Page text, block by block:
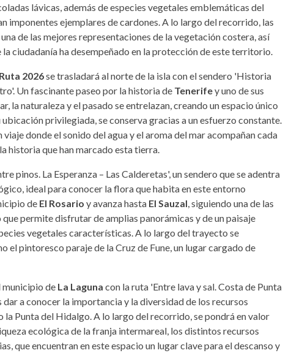
lávicas, además de especies vegetales emblemáticas del
imponentes ejemplares de cardones. A lo largo del recorrido, las
de las mejores representaciones de la vegetación costera, así
ciudadanía ha desempeñado en la protección de este territorio.
2026se trasladará al norte de la isla con el sendero 'Historia
Un fascinante paseo por la historia de Tenerifey uno de sus
la naturaleza y el pasado se entrelazan, creando un espacio único
privilegiada, se conserva gracias a un esfuerzo constante.
donde el sonido del agua y el aroma del mar acompañan cada
historia que han marcado esta tierra.
pinos. La Esperanza – Las Calderetas', un sendero que se adentra
ideal para conocer la flora que habita en este entorno
de El Rosario y avanza hasta El Sauzal , siguiendo una de las
permite disfrutar de amplias panorámicas y de un paisaje
vegetales características. A lo largo del trayecto se
el pintoresco paraje de la Cruz de Fune, un lugar cargado de
municipio de La Laguna con la ruta 'Entre lava y sal. Costa de Punta
a conocer la importancia y la diversidad de los recursos
la Punta del Hidalgo. A lo largo del recorrido, se pondrá en valor
ecológica de la franja intermareal, los distintos recursos
que encuentran en este espacio un lugar clave para el descanso y